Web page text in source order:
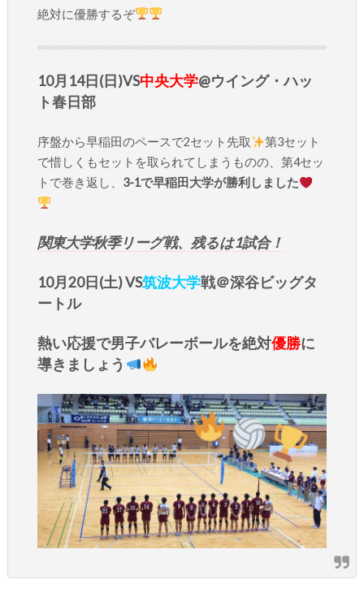
絶対に優勝するぞ
10月14日(日)VS中央大学@ウイング・ハッ
ト春日部
序盤から早稲田のペースで2セット先取
第3セット
で惜しくもセットを取られてしまうものの、第4セッ
トで巻き返し、 3-1で早稲田大学が勝利しました
関東大学秋季リーグ戦、残るは1試合！
10月20日(土) VS筑波大学戦＠深谷ビッグタ
ートル
熱い応援で男子バレーボールを絶対優勝に
導きましょう